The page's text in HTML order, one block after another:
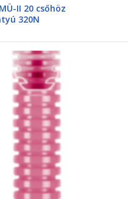
II 20 csőhöz
320N